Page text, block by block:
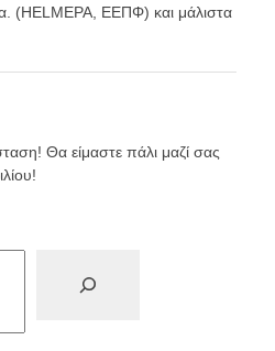
(HELMEPA, ΕΕΠΦ) και μάλιστα
Θα είμαστε πάλι μαζί σας